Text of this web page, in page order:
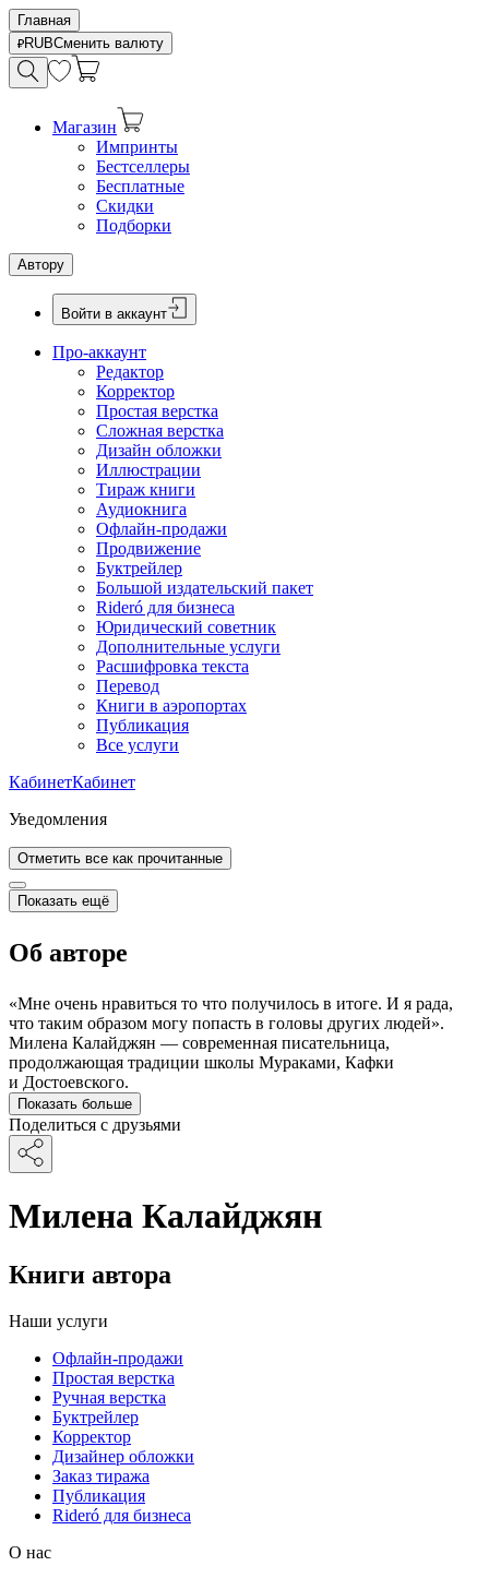
Главная
RUBСменить валюту
Магазин
Импринты
Бестселлеры
Бесплатные
Скидки
Подборки
Автору
Войти в аккаунт
Про-аккаунт
Редактор
Корректор
Простая верстка
Сложная верстка
Дизайн обложки
Иллюстрации
Тираж книги
Аудиокнига
Офлайн-продажи
Продвижение
Буктрейлер
Большой издательский пакет
Rideró для бизнеса
Юридический советник
Дополнительные услуги
Расшифровка текста
Перевод
Книги в аэропортах
Публикация
Все услуги
КабинетКабинет
Уведомления
Отметить все как прочитанные
Показать ещё
Об авторе
«Мне очень нравиться то что получилось в итоге. И я рада,
что таким образом могу попасть в головы других людей».
Милена Калайджян — современная писательница,
продолжающая традиции школы Мураками, Кафки
и Достоевского.
Показать больше
Поделиться с друзьями
Милена Калайджян
Книги автора
Наши услуги
Офлайн-продажи
Простая верстка
Ручная верстка
Буктрейлер
Корректор
Дизайнер обложки
Заказ тиража
Публикация
Rideró для бизнеса
О нас